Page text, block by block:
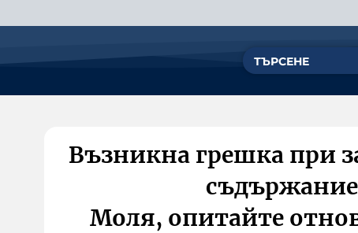
Възникна грешка при
Моля, опитайте